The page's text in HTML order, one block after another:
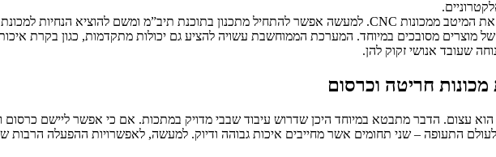
של מוצרים מסובכים במיוחד. המערכת הממוחשבת עשויה להציע גם יכולות מתקדמות, כגון בקרת
שעובד אנושי זקוק להן.
חריטה וכרסום
עצום. הדבר מתבטא במיוחד היכן שדרוש עיבוד שבבי מדויק במתכות. אם כי אפשר ליישם כרסום
לעולם התעופה – שני תחומים אשר מחייבים איכות גבוהה ודיוק. למעשה, לאפשרויות ההפעלה